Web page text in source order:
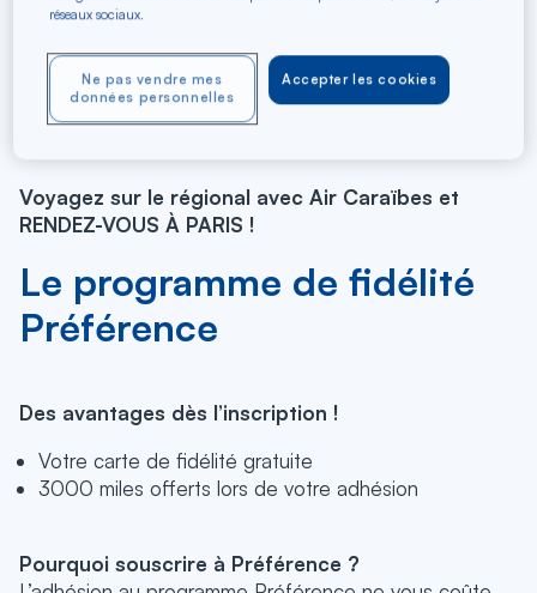
Avec le programme de fidélité Préférence d’Air
effectué et transformez-les ensuite en ce que vous
voulez (billets d’avion, bagages supplémentaires, et
bien d’autres avantages…) !
Voyagez sur le régional avec Air Caraïbes et
RENDEZ-VOUS À PARIS !
Le programme de fidélité
Préférence
Des avantages dès l’inscription !
Votre carte de fidélité gratuite
3000 miles offerts lors de votre adhésion
Pourquoi souscrire à Préférence ?
réseaux sociaux.
Accepter les cookies
Ne pas vendre mes
données personnelles